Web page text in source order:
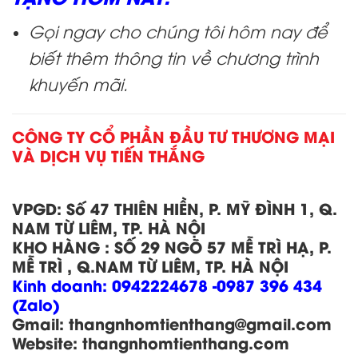
Gọi ngay cho chúng tôi hôm nay để
biết thêm thông tin về chương trình
khuyến mãi.
CÔNG TY CỔ PHẦN ĐẦU TƯ THƯƠNG MẠI
VÀ DỊCH VỤ TIẾN THẮNG
VPGD: Số 47 THIÊN HIỀN, P. MỸ ĐÌNH 1, Q.
NAM TỪ LIÊM, TP. HÀ NỘI
KHO HÀNG : SỐ 29 NGÕ 57 MỄ TRÌ HẠ, P.
MỄ TRÌ , Q.NAM TỪ LIÊM, TP. HÀ NỘI
Kinh doanh: 0942224678 -0987 396 434
(Zalo)
Gmail: thangnhomtienthang@gmail.com
Website: thangnhomtienthang.com